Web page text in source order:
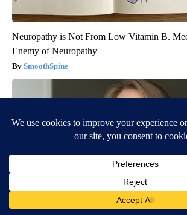
Neuropathy is Not From Low Vitamin B.
Enemy of Neuropathy
SmoothSpine